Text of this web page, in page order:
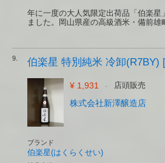
年に一度の大人気限定出荷品「伯楽星
ました。岡山県産の高級酒米・備前雄
9. 伯楽星 特別純米 冷卸(R7BY)
¥ 1,931 - 店頭販売
株式会社新澤醸造店
ブランド
伯楽星(はくらくせい)